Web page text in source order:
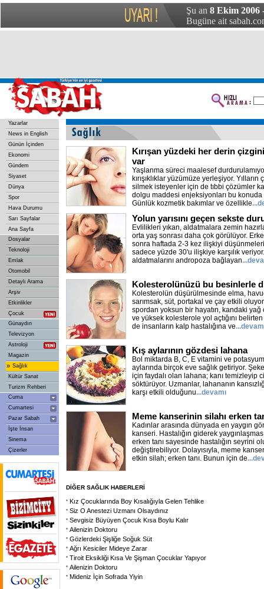
Şu an 8 Ekim 2006
Bugüne ait
Yazarlar
News in English
Günün İçinden
Ekonomi
Gündem
Siyaset
Dünya
Spor
Hava Durumu
Sarı Sayfalar
Ana Sayfa
Dosyalar
Teknoloji
Emlak
Otomobil
Detaylı Arama
Arşiv
Etkinlikler
Çocuk
Günaydın
Televizyon
Astroloji
Magazin
» Sağlık
Kültür Sanat
Turizm Rehberi
Cuma
Cumartesi
Pazar Sabah
İşte İnsan
Sinema
Çizerler
Kırışan yüzdeki her derin
var
Yaşlanma süreci maalesef
kırışıklıklar yüzümüze yerleşiyor.
silmek isteyenler için de tıbbi çözümler
dolgu maddesi enjeksiyonları bu konuda
Günlük kozmetik bakımlar ve özellikle
Yolun yarısını geçen sekste
Evlilikleri yıkan, aldatmalara zemin
orta yaş sonrası daha çok görülüyor.
sonra haftada 2-3 kez ilişkiyi
sadece yüzde 30'u ilişkiye karşılık
aldatmalarını andropoza bağlayan
Kolesterolünüzü bu besinlerle
Kolesterolün düşürülmesinde elma,
sarımsak, süt, portakal ve çay etkili
spordan yoksun bir hayatın, kandaki yağ
ve yüksek kolesterole yol açtığını
de insanların kalp hastalığına ve
Kış aylarının gözdesi lahana
Bol miktarda B, C, E vitamini ve
aylarında birçok eve sağlık getiriyor.
için faydalı olan lahana; kanı temizleyip
söktürüyor. Uzmanlar, lahananın
karşı etkili olduğunu...devamı
Meme kanserinin silahı erken
Kadınlar arasında dünyada en yaygın
kanseri. Hastalığın giderek
erken tanı sayesinde hastalığın seyrini
değiştirebiliyor. Dolayısıyla, meme
etkin silah; erken tanı. Bunun için de
DİĞER SAĞLIK HABERLERİ
Kız Çocuklarında Boy Kısalığıyla Gelen Tehlike
Siz O Anestezi Uzmanı Olsaydınız
Sevgisiz Büyüyen Çocuk Kısa Boylu Kalır
Ailenizin Doktoru
Gözlerdeki Şişliğe Soğuk Süt
Ağrı Kesiciler Mideye Zarar
Tiroit Eksikliği Kısa Ve Şişman Çocuklar Yapıyor
Ailenizin Doktoru
Mideniz İçin Sofrada Yiyin